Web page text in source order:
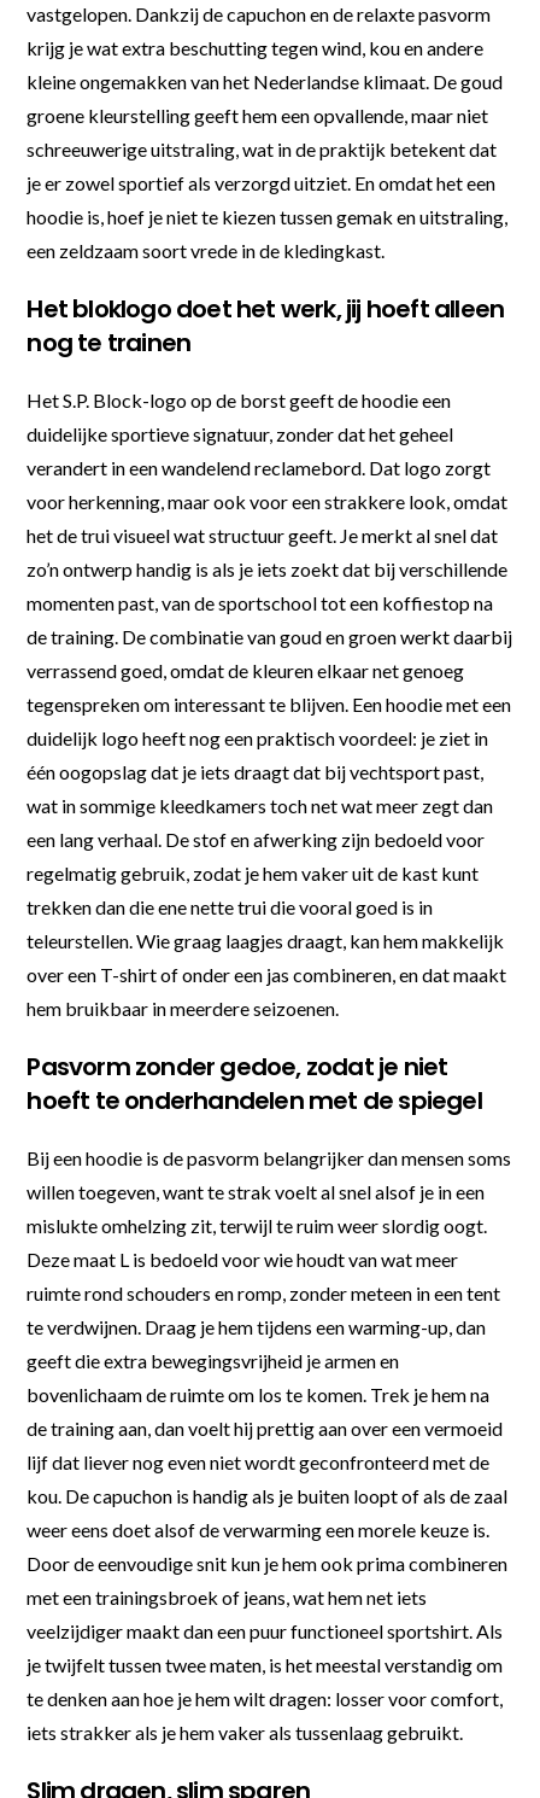
vastgelopen. Dankzij de capuchon en de relaxte pasvorm
krijg je wat extra beschutting tegen wind, kou en andere
kleine ongemakken van het Nederlandse klimaat. De goud
groene kleurstelling geeft hem een opvallende, maar niet
schreeuwerige uitstraling, wat in de praktijk betekent dat
je er zowel sportief als verzorgd uitziet. En omdat het een
hoodie is, hoef je niet te kiezen tussen gemak en uitstraling,
een zeldzaam soort vrede in de kledingkast.
Het bloklogo doet het werk, jij hoeft alleen
nog te trainen
Het S.P. Block-logo op de borst geeft de hoodie een
duidelijke sportieve signatuur, zonder dat het geheel
verandert in een wandelend reclamebord. Dat logo zorgt
voor herkenning, maar ook voor een strakkere look, omdat
het de trui visueel wat structuur geeft. Je merkt al snel dat
zo’n ontwerp handig is als je iets zoekt dat bij verschillende
momenten past, van de sportschool tot een koffiestop na
de training. De combinatie van goud en groen werkt daarbij
verrassend goed, omdat de kleuren elkaar net genoeg
tegenspreken om interessant te blijven. Een hoodie met een
duidelijk logo heeft nog een praktisch voordeel: je ziet in
één oogopslag dat je iets draagt dat bij vechtsport past,
wat in sommige kleedkamers toch net wat meer zegt dan
een lang verhaal. De stof en afwerking zijn bedoeld voor
regelmatig gebruik, zodat je hem vaker uit de kast kunt
trekken dan die ene nette trui die vooral goed is in
teleurstellen. Wie graag laagjes draagt, kan hem makkelijk
over een T-shirt of onder een jas combineren, en dat maakt
hem bruikbaar in meerdere seizoenen.
Pasvorm zonder gedoe, zodat je niet
hoeft te onderhandelen met de spiegel
Bij een hoodie is de pasvorm belangrijker dan mensen soms
willen toegeven, want te strak voelt al snel alsof je in een
mislukte omhelzing zit, terwijl te ruim weer slordig oogt.
Deze maat L is bedoeld voor wie houdt van wat meer
ruimte rond schouders en romp, zonder meteen in een tent
te verdwijnen. Draag je hem tijdens een warming-up, dan
geeft die extra bewegingsvrijheid je armen en
bovenlichaam de ruimte om los te komen. Trek je hem na
de training aan, dan voelt hij prettig aan over een vermoeid
lijf dat liever nog even niet wordt geconfronteerd met de
kou. De capuchon is handig als je buiten loopt of als de zaal
weer eens doet alsof de verwarming een morele keuze is.
Door de eenvoudige snit kun je hem ook prima combineren
met een trainingsbroek of jeans, wat hem net iets
veelzijdiger maakt dan een puur functioneel sportshirt. Als
je twijfelt tussen twee maten, is het meestal verstandig om
te denken aan hoe je hem wilt dragen: losser voor comfort,
iets strakker als je hem vaker als tussenlaag gebruikt.
Slim dragen, slim sparen